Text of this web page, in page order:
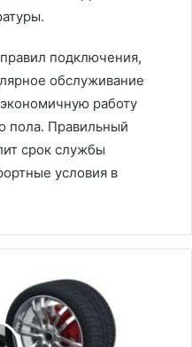
подключения,
обслуживание
работу
пола. Правильный
срок службы
условия в